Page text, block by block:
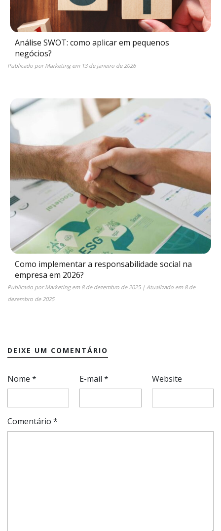
Análise SWOT: como aplicar em pequenos
negócios?
Publicado porMarketingem 13 de janeiro de 2026
Como implementar a responsabilidade social na
empresa em 2026?
Publicado porMarketingem 8 de dezembro de 2025| Atualizado em 8 de
dezembro de 2025
DEIXE UM COMENTÁRIO
Nome * E-mail* Website
Comentário *